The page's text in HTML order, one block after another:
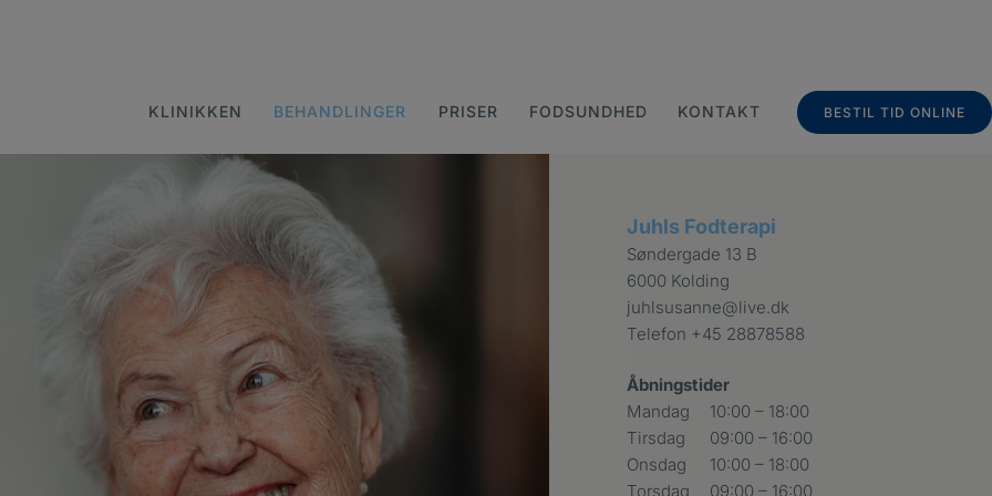
KLINIKKEN BEHANDLINGER PRISER FODSUNDHED KONTAKT BESTIL TID ONLINE
Juhls Fodterapi
Søndergade 13 B
6000 Kolding
juhlsusanne@live.dk
Telefon +45 28878588
Åbningstider
Mandag
10:00 – 18:00
Tirsdag
09:00 – 16:00
Onsdag
10:00 – 18:00
Torsdag
09:00 – 16:00